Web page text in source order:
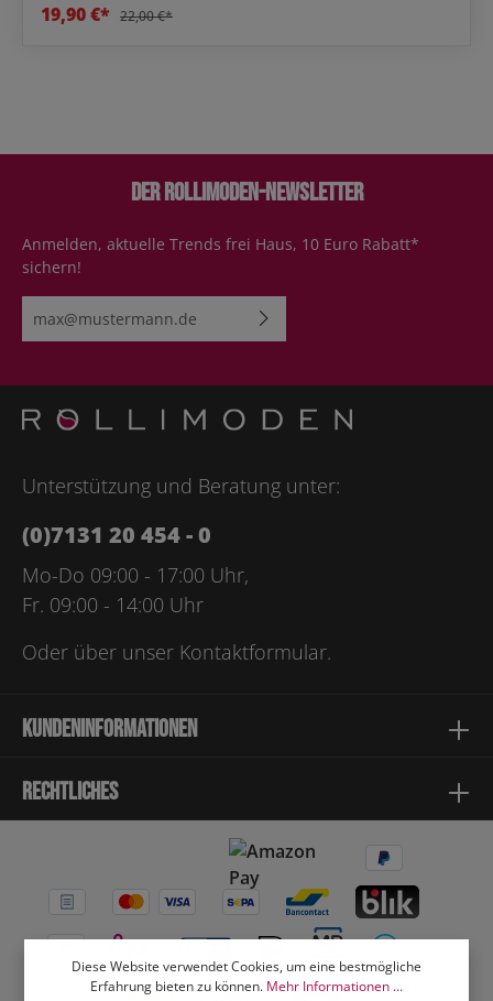
19,90 €* 22,00 €*
Der Rollimoden-Newsletter
Anmelden, aktuelle Trends frei Haus, 10 Euro Rabatt*
sichern!
Bitte geben Sie die abgebildeten Zeichen ein*
Unterstützung und Beratung unter:
(0)7131 20 454 - 0
Mo-Do 09:00 - 17:00 Uhr,
Fr. 09:00 - 14:00 Uhr
Oder über unser Kontaktformular.
Kundeninformationen
Rechtliches
Diese Website verwendet Cookies, um eine bestmögliche
Erfahrung bieten zu können. Mehr Informationen ...